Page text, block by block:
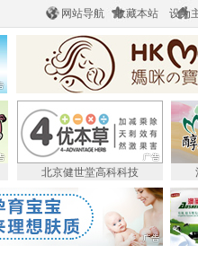
网站导航 收藏本站 设为
北京健世堂高科科技